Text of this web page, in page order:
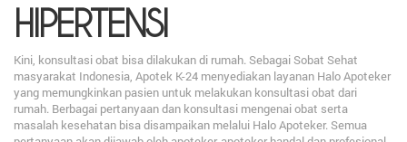
HIPERTENSI
Kini, konsultasi obat bisa dilakukan di rumah. Sebagai Sobat Sehat
masyarakat Indonesia, Apotek K-24 menyediakan layanan Halo Apoteker
yang memungkinkan pasien untuk melakukan konsultasi obat dari
rumah. Berbagai pertanyaan dan konsultasi mengenai obat serta
masalah kesehatan bisa disampaikan melalui Halo Apoteker. Semua